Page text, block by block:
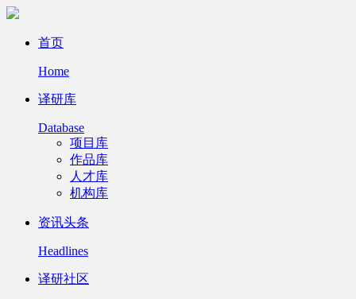
首页
Home
译研库
Database
项目库
作品库
人才库
机构库
资讯头条
Headlines
译研社区